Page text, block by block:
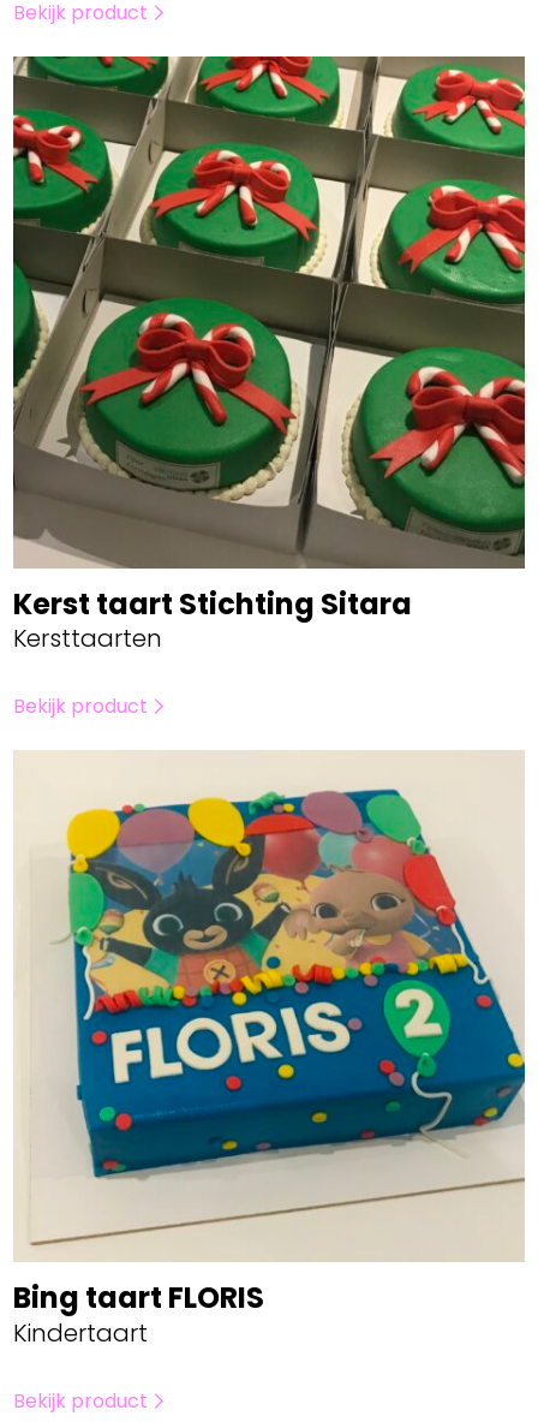
Bekijk product
Kerst taart Stichting Sitara
Kersttaarten
Bekijk product
Bing taart FLORIS
Kindertaart
Bekijk product